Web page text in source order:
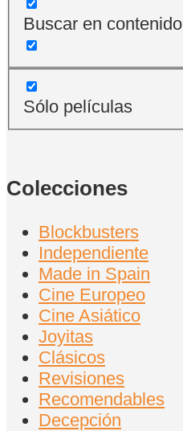
Buscar en contenido
Sólo películas
Colecciones
Blockbusters
Independiente
Made in Spain
Cine Europeo
Cine Asiático
Joyitas
Clásicos
Revisiones
Recomendables
Decepción